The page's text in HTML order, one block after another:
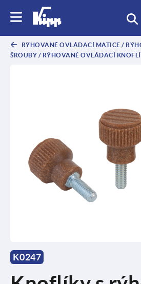
RÝHOVANÉ OVLÁDACÍ MATICE /
ŠROUBY / RÝHOVANÉ OVLÁDACÍ
K0247